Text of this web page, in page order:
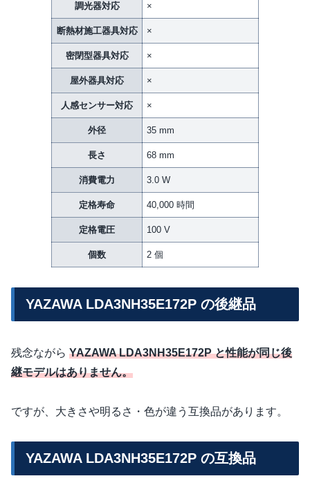
調光器対応 ×
断熱材施工器具対応 ×
密閉型器具対応 ×
屋外器具対応 ×
人感センサー対応 ×
外径 35 mm
長さ 68 mm
消費電力 3.0 W
定格寿命 40,000 時間
定格電圧 100 V
個数 2 個
YAZAWA LDA3NH35E172P の後継品
残念ながら YAZAWA LDA3NH35E172P と性能が同じ後
継モデルはありません。
ですが、大きさや明るさ・色が違う互換品があります。
YAZAWA LDA3NH35E172P の互換品